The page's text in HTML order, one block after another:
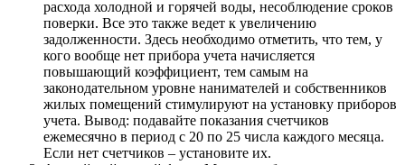
расхода холодной и горячей воды, несоблюдение сроков
поверки. Все это также ведет к увеличению
задолженности. Здесь необходимо отметить, что тем, у
кого вообще нет прибора учета начисляется
повышающий коэффициент, тем самым на
законодательном уровне нанимателей и собственников
жилых помещений стимулируют на установку приборов
учета. Вывод: подавайте показания счетчиков
ежемесячно в период с 20 по 25 числа каждого месяца.
Если нет счетчиков – установите их.